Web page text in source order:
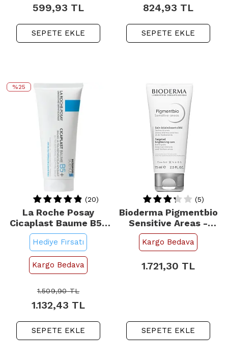
599,93 TL
SEPETE EKLE
824,93 TL
SEPETE EKLE
%25
(20)
La Roche Posay
Cicaplast Baume B5+
Bakım Kremi 100ml
Hediye Fırsatı
Kargo Bedava
1.509,90TL
1.132,43 TL
SEPETE EKLE
(5)
Bioderma Pigmentbio
Sensitive Areas -
Hassas Bölgeler İçin
Aydınlatıcı Krem 75ml
Kargo Bedava
1.721,30 TL
SEPETE EKLE